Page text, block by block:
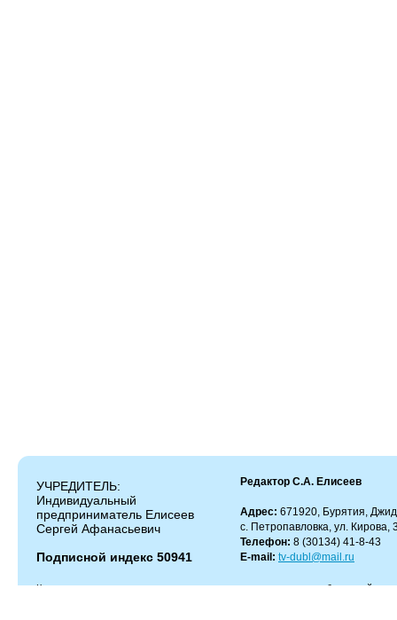
УЧРЕДИТЕЛЬ:
Индивидуальный
предприниматель Елисеев
Сергей Афанасьевич
Подписной индекс 50941
Редактор С.А. Елисеев
Адрес: 671920, Бурятия,
с. Петропавловка, ул. Кирова,
Телефон: 8 (30134) 41-8-43
E-mail: tv-dubl@mail.ru
Копирование и цитирование материалов разрешено только с работающей